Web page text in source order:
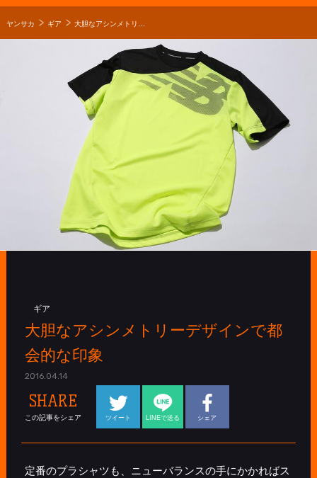
ヤンサカ ギア 大胆なアシンメトリーデザインで都会的な印象
ギア
大胆なアシンメトリーデザインで都
会的な印象
2016.04.14
SHARE
この記事をシェア ツイート LINEで送る シェア
定番のプラシャツも、ニューバランスの手にかかればス